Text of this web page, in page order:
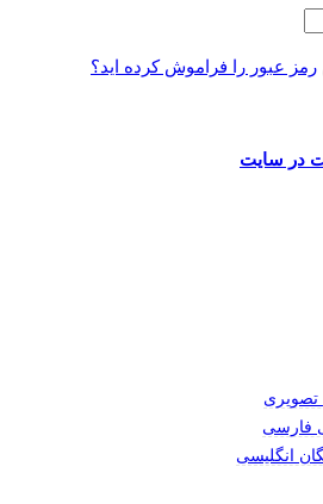
رمز عبور را فراموش کرده اید؟
در سایت
فارسی
انگلیسی